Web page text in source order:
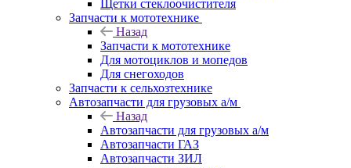
Щетки стеклоочистителя
Запчасти к мототехнике
Назад
Запчасти к мототехнике
Для мотоциклов и мопедов
Для снегоходов
Запчасти к сельхозтехнике
Автозапчасти для грузовых а/м
Назад
Автозапчасти для грузовых а/м
Автозапчасти ГАЗ
Автозапчасти ЗИЛ